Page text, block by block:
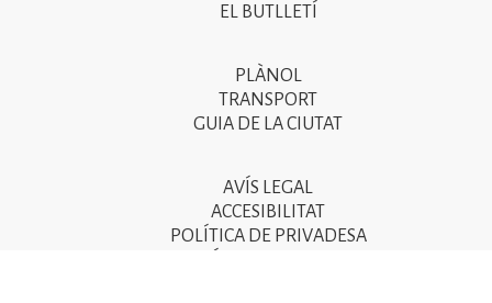
EL BUTLLETÍ
PLÀNOL
TRANSPORT
GUIA DE LA CIUTAT
AVÍS LEGAL
ACCESIBILITAT
POLÍTICA DE PRIVADESA